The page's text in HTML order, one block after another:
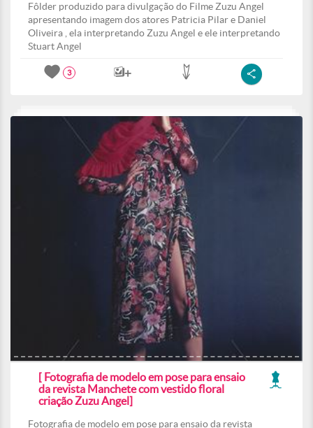
Fôlder produzido para divulgação do Filme Zuzu Angel
apresentando imagem dos atores Patricia Pilar e Daniel
Oliveira , ela interpretando Zuzu Angel e ele interpretando
Stuart Angel
3
[ Fotografia de modelo em pose para ensaio
da revista Manchete com vestido floral
criação Zuzu Angel]
Fotografia de modelo em pose para ensaio da revista